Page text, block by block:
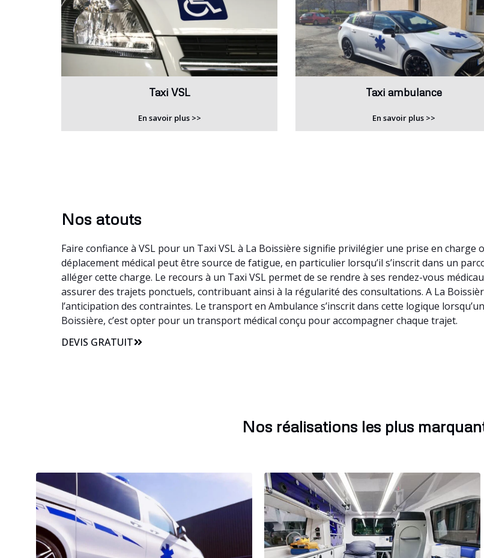
Taxi VSL
En savoir plus >>
Taxi ambulance
En savoir plus >>
Nos atouts
Faire confiance à VSL pour un Taxi VSL à La Boissière signifie privilégier une prise en charge
déplacement médical peut être source de fatigue, en particulier lorsqu’il s’inscrit dans un
alléger cette charge. Le recours à un Taxi VSL permet de se rendre à ses rendez-vous
assurer des trajets ponctuels, contribuant ainsi à la régularité des consultations. A La
l’anticipation des contraintes. Le transport en Ambulance s’inscrit dans cette logique
Boissière, c’est opter pour un transport médical conçu pour accompagner chaque trajet.
DEVIS GRATUIT
Nos réalisations les plus